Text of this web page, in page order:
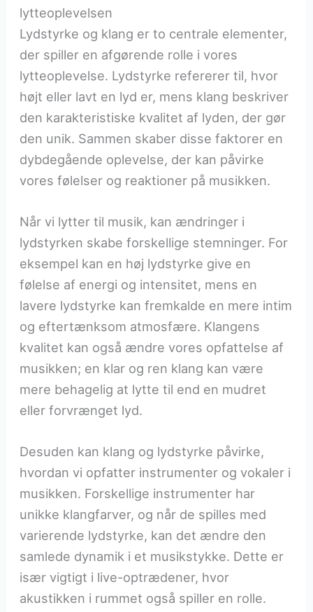
lytteoplevelsen
Lydstyrke og klang er to centrale elementer,
der spiller en afgørende rolle i vores
lytteoplevelse. Lydstyrke refererer til, hvor
højt eller lavt en lyd er, mens klang beskriver
den karakteristiske kvalitet af lyden, der gør
den unik. Sammen skaber disse faktorer en
dybdegående oplevelse, der kan påvirke
vores følelser og reaktioner på musikken.
Når vi lytter til musik, kan ændringer i
lydstyrken skabe forskellige stemninger. For
eksempel kan en høj lydstyrke give en
følelse af energi og intensitet, mens en
lavere lydstyrke kan fremkalde en mere intim
og eftertænksom atmosfære. Klangens
kvalitet kan også ændre vores opfattelse af
musikken; en klar og ren klang kan være
mere behagelig at lytte til end en mudret
eller forvrænget lyd.
Desuden kan klang og lydstyrke påvirke,
hvordan vi opfatter instrumenter og vokaler i
musikken. Forskellige instrumenter har
unikke klangfarver, og når de spilles med
varierende lydstyrke, kan det ændre den
samlede dynamik i et musikstykke. Dette er
især vigtigt i live-optrædener, hvor
akustikken i rummet også spiller en rolle.